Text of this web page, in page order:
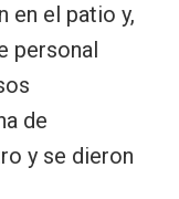
en el patio y,
personal
de
y se dieron